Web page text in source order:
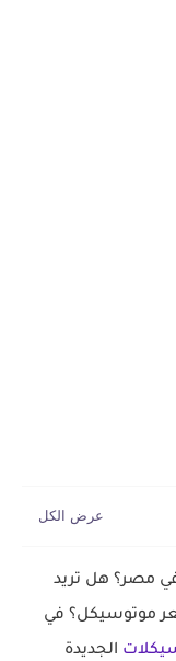
مصر؟ هل تريد
موتوسيكل؟ في
الجديدة